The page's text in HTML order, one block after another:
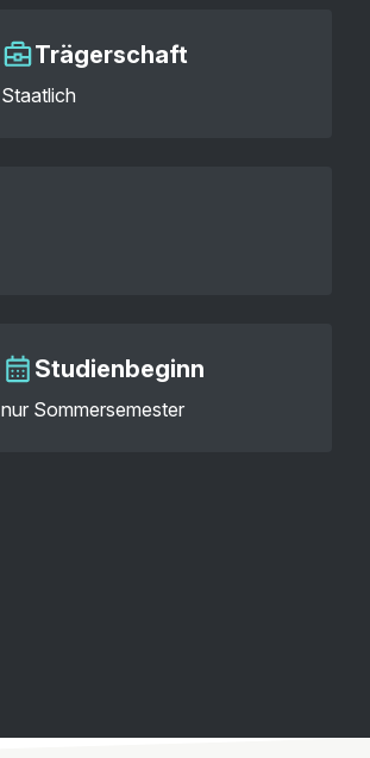
Trägerschaft
Staatlich
Studienbeginn
nur Sommersemester